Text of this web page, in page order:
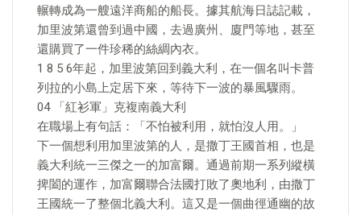
輾轉成為一艘遠洋商船的船長。據其航海日誌記載，
加里波第還曾到過中國，去過廣州、廈門等地，甚至
還購買了一件珍稀的絲綢內衣。
1 8 5 6年起，加里波第回到義大利，在一個名叫卡普
列拉的小島上定居下來，等待下一波的暴風驟雨。
04 「紅衫軍」克複南義大利
在職場上有句話：「不怕被利用，就怕沒人用。」
下一個想利用加里波第的人，是撒丁王國首相，也是
義大利統一三傑之一的加富爾。通過前期一系列縱橫
捭闔的運作，加富爾聯合法國打敗了奧地利，由撒丁
王國統一了整個北義大利。這又是一個曲徑通幽的故